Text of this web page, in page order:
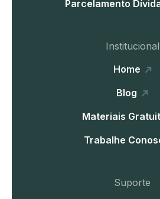
Parcelamento
Institucional
Home
Blog
Materiais
Trabalhe
Suporte